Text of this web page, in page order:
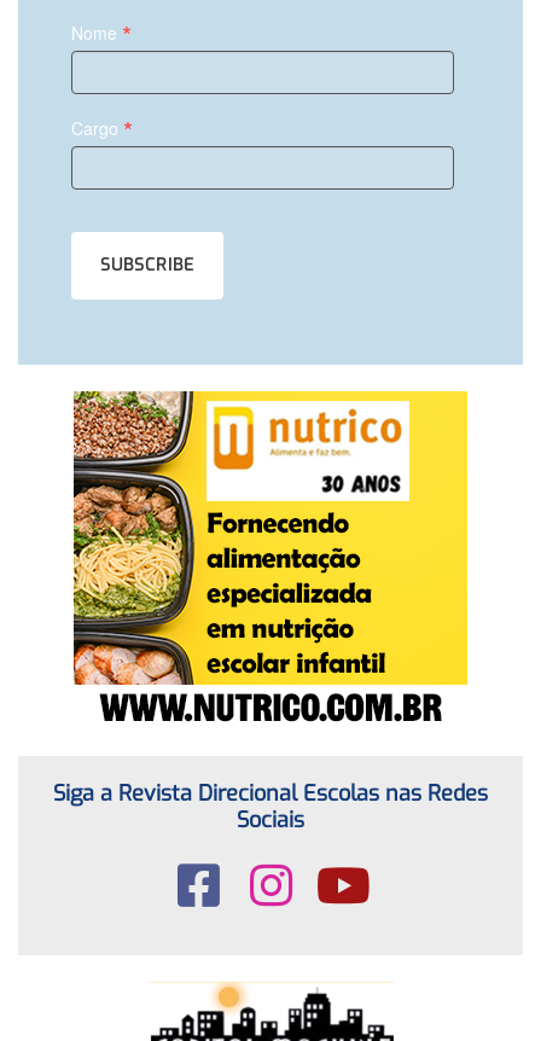
Nome *
Cargo *
Siga a Revista Direcional Escolas nas Redes
Sociais